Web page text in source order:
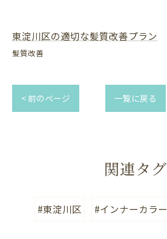
東淀川区の適切な髪質改善プラン
髪質改善
< 前のページ 一覧に戻る
関連タグ
#東淀川区 #インナーカラー